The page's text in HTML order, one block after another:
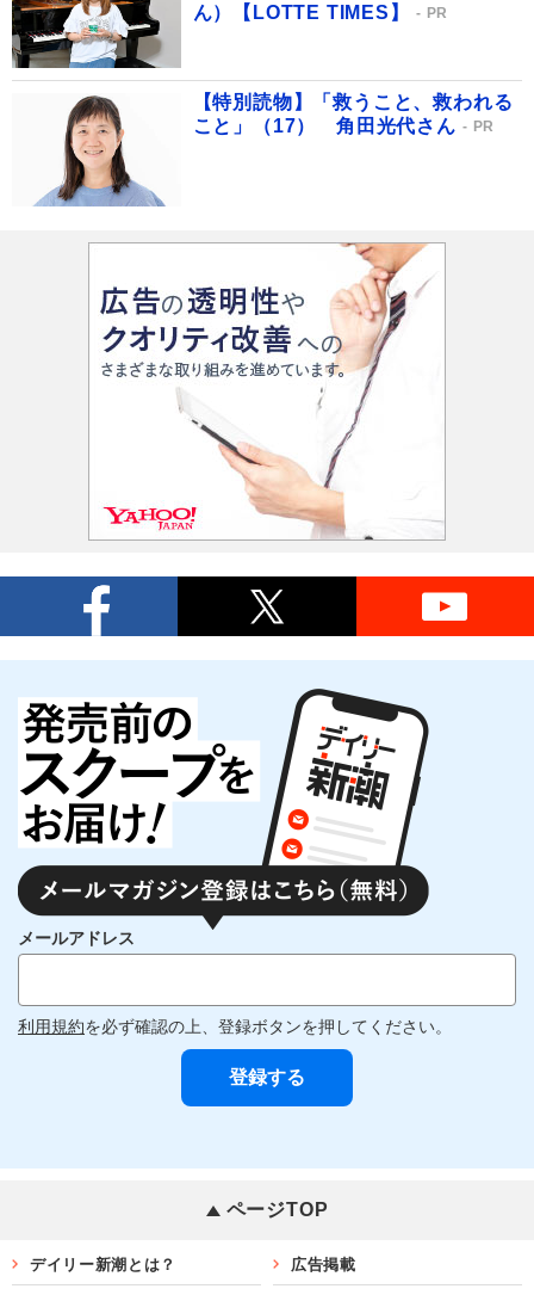
ん）【LOTTE TIMES】
PR
【特別読物】「救うこと、救われる
こと」（17） 角田光代さん
PR
メールアドレス
利用規約を必ず確認の上、登録ボタンを押してください。
ページTOP
デイリー新潮とは？ 広告掲載